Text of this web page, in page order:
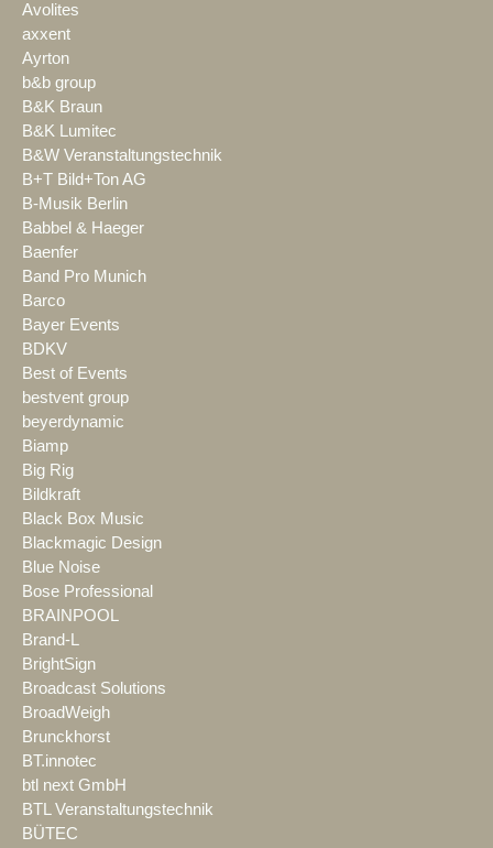
Avolites
axxent
Ayrton
b&b group
B&K Braun
B&K Lumitec
B&W Veranstaltungstechnik
B+T Bild+Ton AG
B-Musik Berlin
Babbel & Haeger
Baenfer
Band Pro Munich
Barco
Bayer Events
BDKV
Best of Events
bestvent group
beyerdynamic
Biamp
Big Rig
Bildkraft
Black Box Music
Blackmagic Design
Blue Noise
Bose Professional
BRAINPOOL
Brand-L
BrightSign
Broadcast Solutions
BroadWeigh
Brunckhorst
BT.innotec
btl next GmbH
BTL Veranstaltungstechnik
BÜTEC